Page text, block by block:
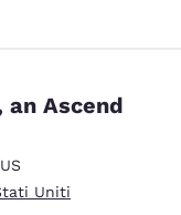
Ascend
US
Uniti